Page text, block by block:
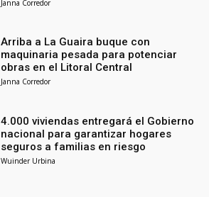
Janna Corredor
Arriba a La Guaira buque con
maquinaria pesada para potenciar
obras en el Litoral Central
Janna Corredor
4.000 viviendas entregará el Gobierno
nacional para garantizar hogares
seguros a familias en riesgo
Wuinder Urbina